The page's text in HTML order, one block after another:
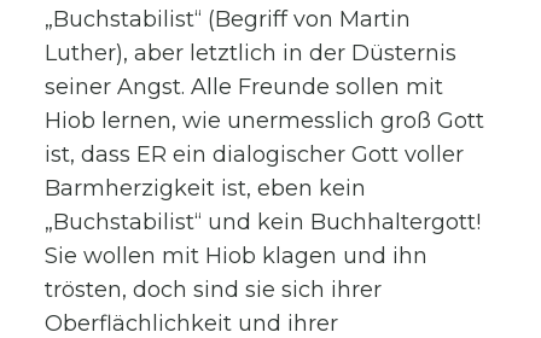
„Buchstabilist“ (Begriff von Martin
Luther), aber letztlich in der Düsternis
seiner Angst. Alle Freunde sollen mit
Hiob lernen, wie unermesslich groß Gott
ist, dass ER ein dialogischer Gott voller
Barmherzigkeit ist, eben kein
„Buchstabilist“ und kein Buchhaltergott!
Sie wollen mit Hiob klagen und ihn
trösten, doch sind sie sich ihrer
Oberflächlichkeit und ihrer